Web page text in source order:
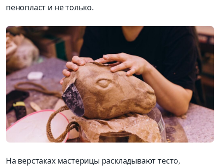
пенопласт и не только.
На верстаках мастерицы раскладываюттесто,